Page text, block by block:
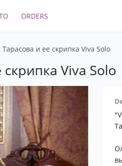
ORDERS
Тарасова и ее скрипка Viva Solo
Viva Solo